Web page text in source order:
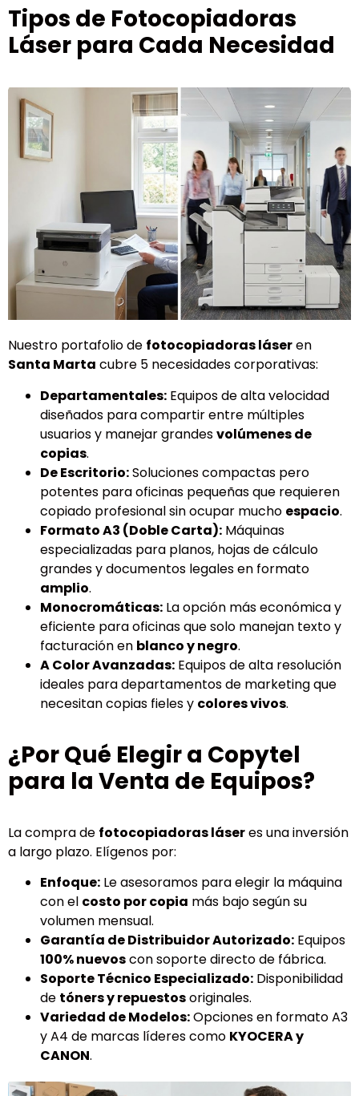
Tipos de Fotocopiadoras
Láser para Cada Necesidad
Nuestro portafolio de fotocopiadoras láseren
Santa Marta cubre 5 necesidades corporativas:
Departamentales: Equipos de alta velocidad
diseñados para compartir entre múltiples
usuarios y manejar grandesvolúmenes de
copias.
De Escritorio:Soluciones compactas pero
potentes para oficinas pequeñas que requieren
copiado profesional sin ocupar mucho espacio.
Formato A3 (Doble Carta): Máquinas
especializadas para planos, hojas de cálculo
grandes y documentos legales en formato
amplio.
Monocromáticas: La opción más económica y
eficiente para oficinas que solo manejan texto y
facturación en blanco y negro.
A Color Avanzadas: Equipos de alta resolución
ideales para departamentos de marketing que
necesitan copias fieles y colores vivos.
¿Por Qué Elegir a Copytel
para la Venta de Equipos?
La compra de fotocopiadoras láseres una inversión
a largo plazo. Elígenos por:
Enfoque: Le asesoramos para elegir la máquina
con el costo por copia más bajo según su
volumen mensual.
Garantía de Distribuidor Autorizado: Equipos
100% nuevoscon soporte directo de fábrica.
Soporte Técnico Especializado: Disponibilidad
de tóners y repuestosoriginales.
Variedad de Modelos:Opciones en formato A3
y A4 de marcas líderes como KYOCERA y
CANON.